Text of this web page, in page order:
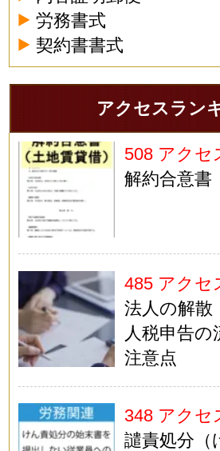
労務書式
契約書書式
アクセスラン
508 アクセ
解約合意書
485 アクセ
法人の解散
人税申告の
注意点
348 アクセ
譴責処分（